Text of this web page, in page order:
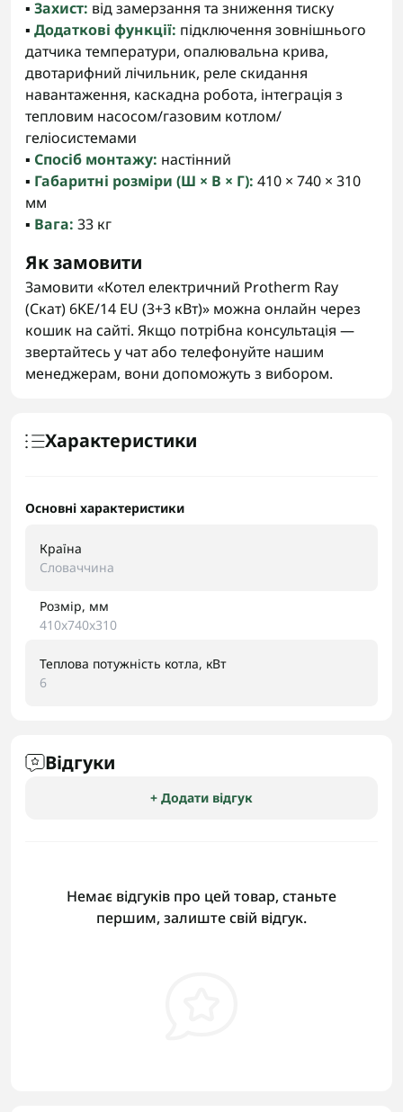
▪️ Захист: від замерзання та зниження тиску
▪️ Додаткові функції: підключення зовнішнього
датчика температури, опалювальна крива,
двотарифний лічильник, реле скидання
навантаження, каскадна робота, інтеграція з
тепловим насосом/газовим котлом/
геліосистемами
▪️ Спосіб монтажу: настінний
▪️ Габаритні розміри (Ш × В × Г): 410 × 740 × 310
мм
▪️ Вага: 33 кг
Як замовити
Замовити «Котел електричний Protherm Ray
(Скат) 6KE/14 ЕU (3+3 кВт)» можна онлайн через
кошик на сайті. Якщо потрібна консультація —
звертайтесь у чат або телефонуйте нашим
менеджерам, вони допоможуть з вибором.
Характеристики
Основні характеристики
Країна
Словаччина
Розмір, мм
410x740x310
Теплова потужність котла, кВт
6
Відгуки
+ Додати відгук
Немає відгуків про цей товар, станьте
першим, залиште свій відгук.